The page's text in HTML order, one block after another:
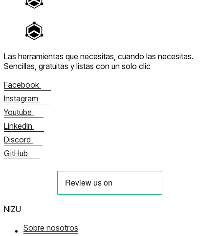
Las herramientas que necesitas, cuando las necesitas.
Sencillas, gratuitas y listas con un solo clic
Facebook
Instagram
Youtube
LinkedIn
Discord
GitHub
NIZU
Sobre nosotros